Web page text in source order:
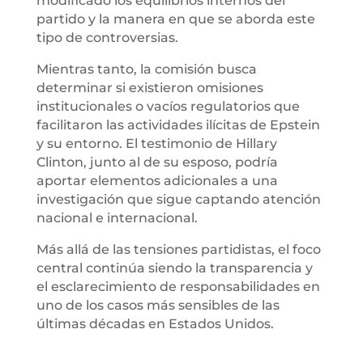
partido y la manera en que se aborda este
tipo de controversias.
Mientras tanto, la comisión busca
determinar si existieron omisiones
institucionales o vacíos regulatorios que
facilitaron las actividades ilícitas de Epstein
y su entorno. El testimonio de Hillary
Clinton, junto al de su esposo, podría
aportar elementos adicionales a una
investigación que sigue captando atención
nacional e internacional.
Más allá de las tensiones partidistas, el foco
central continúa siendo la transparencia y
el esclarecimiento de responsabilidades en
uno de los casos más sensibles de las
últimas décadas en Estados Unidos.